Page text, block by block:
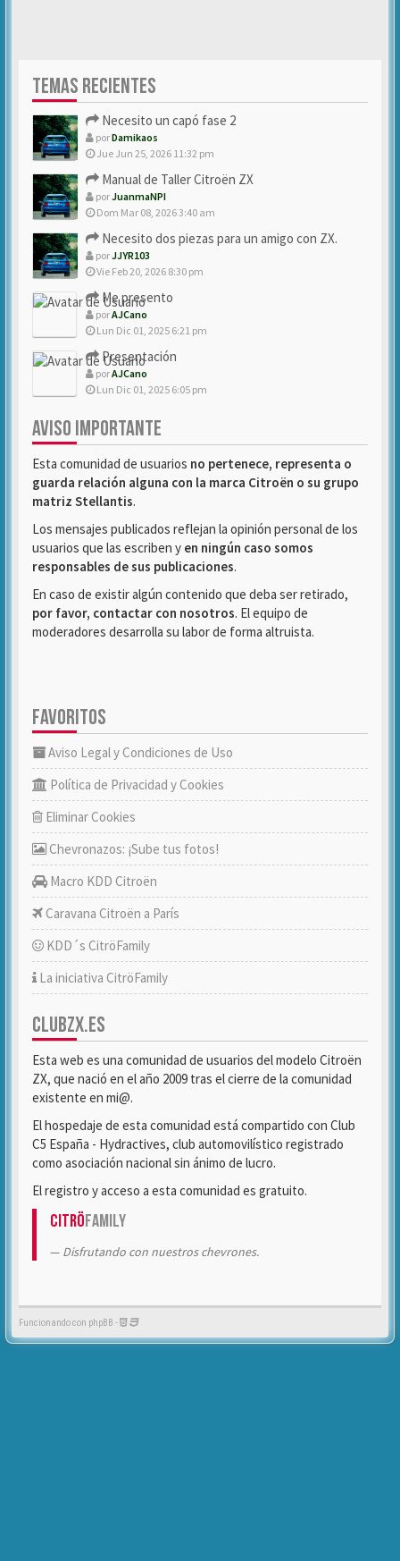
TEMAS RECIENTES
Necesito un capó fase 2
porDamikaos
Jue Jun 25, 2026 11:32 pm
Manual de Taller Citroën ZX
porJuanmaNPI
Dom Mar 08, 2026 3:40 am
Necesito dos piezas para un amigo con ZX.
porJJYR103
Vie Feb 20, 2026 8:30 pm
Me presento
porAJCano
Lun Dic 01, 2025 6:21 pm
Presentación
porAJCano
Lun Dic 01, 2025 6:05 pm
AVISO IMPORTANTE
Esta comunidad de usuarios no pertenece, representa o
guarda relación alguna con la marca Citroën o su grupo
matriz Stellantis.
Los mensajes publicados reflejan la opinión personal de los
usuarios que las escriben y en ningún caso somos
responsables de sus publicaciones.
En caso de existir algún contenido que deba ser retirado,
por favor, contactar con nosotros. El equipo de
moderadores desarrolla su labor de forma altruista.
FAVORITOS
Aviso Legal y Condiciones de Uso
Política de Privacidad y Cookies
Eliminar Cookies
Chevronazos: ¡Sube tus fotos!
Macro KDD Citroën
Caravana Citroën a París
KDD´s CitröFamily
La iniciativa CitröFamily
CLUBZX.ES
Esta web es una comunidad de usuarios del modelo Citroën
ZX, que nació en el año 2009 tras el cierre de la comunidad
existente en mi@.
El hospedaje de esta comunidad está compartido con Club
C5 España - Hydractives, club automovilístico registrado
como asociación nacional sin ánimo de lucro.
El registro y acceso a esta comunidad es gratuito.
CitröFamily
Disfrutando con nuestros chevrones.
Funcionando con phpBB -